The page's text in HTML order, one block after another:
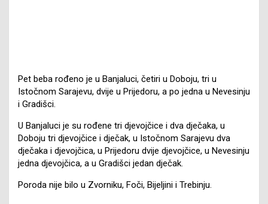
Pet beba rođeno je u Banjaluci, četiri u Doboju, tri u
Istočnom Sarajevu, dvije u Prijedoru, a po jedna u Nevesinju
i Gradišci.
U Banjaluci je su rođene tri djevojčice i dva dječaka, u
Doboju tri djevojčice i dječak, u Istočnom Sarajevu dva
dječaka i djevojčica, u Prijedoru dvije djevojčice, u Nevesinju
jedna djevojčica, a u Gradišci jedan dječak.
Poroda nije bilo u Zvorniku, Foči, Bijeljini i Trebinju.